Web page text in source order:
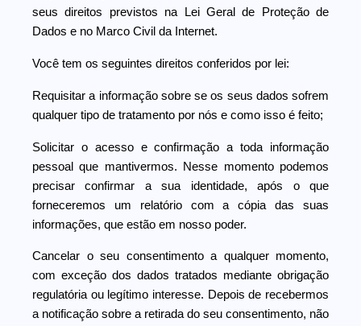
seus direitos previstos na Lei Geral de Proteção de
Dados e no Marco Civil da Internet.
Você tem os seguintes direitos conferidos por lei:
Requisitar a informação sobre se os seus dados sofrem
qualquer tipo de tratamento por nós e como isso é feito;
Solicitar o acesso e confirmação a toda informação
pessoal que mantivermos. Nesse momento podemos
precisar confirmar a sua identidade, após o que
forneceremos um relatório com a cópia das suas
informações, que estão em nosso poder.
Cancelar o seu consentimento a qualquer momento,
com exceção dos dados tratados mediante obrigação
regulatória ou legítimo interesse. Depois de recebermos
a notificação sobre a retirada do seu consentimento, não